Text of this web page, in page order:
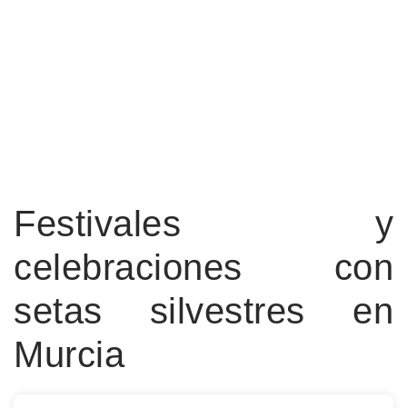
Festivales y
celebraciones con
setas silvestres en
Murcia